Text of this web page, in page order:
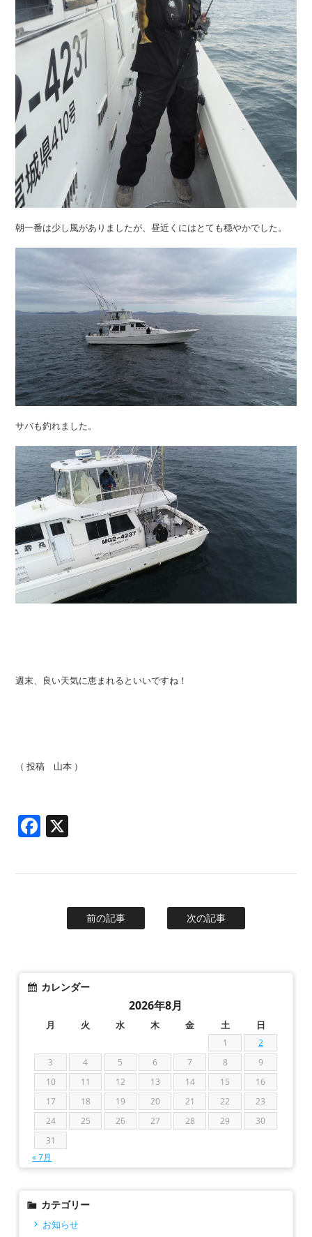
朝一番は少し風がありましたが、昼近くにはとても穏やかでした。
サバも釣れました。
週末、良い天気に恵まれるといいですね！
（ 投稿 山本 ）
Facebook
前の記事 次の記事
カレンダー
2026年8月
月 火 水 木 金 土 日
1
2
3
4 5 6 7 8
9
10
11 12 13 14 15
16
17
18 19 20 21 22
23
24
25 26 27 28 29
30
31
« 7月
カテゴリー
お知らせ